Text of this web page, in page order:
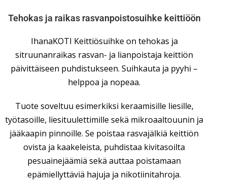
Tehokas ja raikas rasvanpoistosuihke keittiöön
IhanaKOTI Keittiösuihke on tehokas ja
sitruunanraikas rasvan- ja lianpoistaja keittiön
päivittäiseen puhdistukseen. Suihkauta ja pyyhi –
helppoa ja nopeaa.
Tuote soveltuu esimerkiksi keraamisille liesille,
työtasoille, liesituulettimille sekä mikroaaltouunin ja
jääkaapin pinnoille. Se poistaa rasvajälkiä keittiön
ovista ja kaakeleista, puhdistaa kivitasoilta
pesuainejäämiä sekä auttaa poistamaan
epämiellyttäviä hajuja ja nikotiinitahroja.